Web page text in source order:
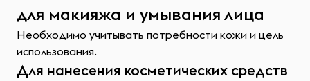
для макияжа и умывания лица
Необходимо учитывать потребности кожи и цель
использования.
Для нанесения косметических средств